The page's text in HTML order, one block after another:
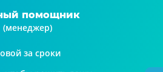
помощник
(менеджер)
за сроки